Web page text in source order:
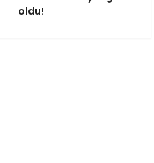
oldu!